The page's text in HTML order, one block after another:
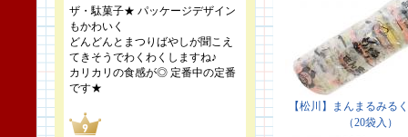
ザ・駄菓子★ パッケージデザイン
もかわいく
どんどんとまつりばやしが聞こえ
てきそうでわくわくしますね♪
カリカリの食感が◎ 定番中の定番
です★